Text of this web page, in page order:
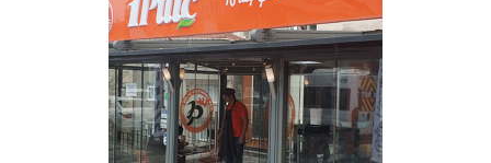
Mobilya Dekorasyon
Proje - İnşaat ve Tesisat
Raf ve Depo Sistemleri
Reklam - Tanıtım - PR ve İnternet